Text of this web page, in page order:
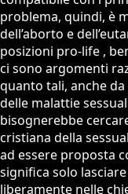
problema, quindi, è
dell’aborto e
posizioni pro-life ,
ci sono argomenti
quanto tali, anche
delle malattie
bisognerebbe
cristiana della
ad essere proposta
significa solo
liberamente nelle